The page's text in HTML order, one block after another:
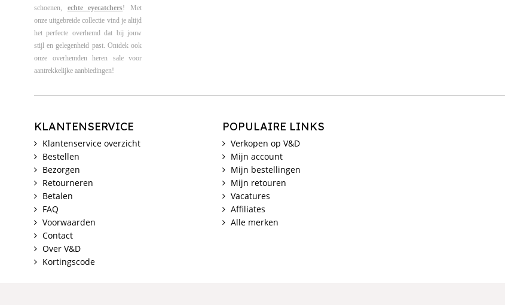
schoenen, echte eyecatchers! Met
onze uitgebreide collectie vind je altijd
het perfecte overhemd dat bij jouw
stijl en gelegenheid past. Ontdek ook
onze overhemden heren sale voor
aantrekkelijke aanbiedingen!
KLANTENSERVICE
Klantenservice overzicht
Bestellen
Bezorgen
Retourneren
Betalen
FAQ
Voorwaarden
Contact
Over V&D
Kortingscode
POPULAIRE LINKS
Verkopen op V&D
Mijn account
Mijn bestellingen
Mijn retouren
Vacatures
Affiliates
Alle merken